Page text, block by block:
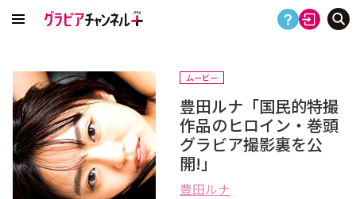
ムービー
豊田ルナ「国民的特撮
作品のヒロイン・巻頭
グラビア撮影裏を公
開!」
豊田ルナ